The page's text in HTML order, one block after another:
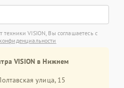
техники VISION, Вы соглашаетесь с
VISION в Нижнем
улица, 15